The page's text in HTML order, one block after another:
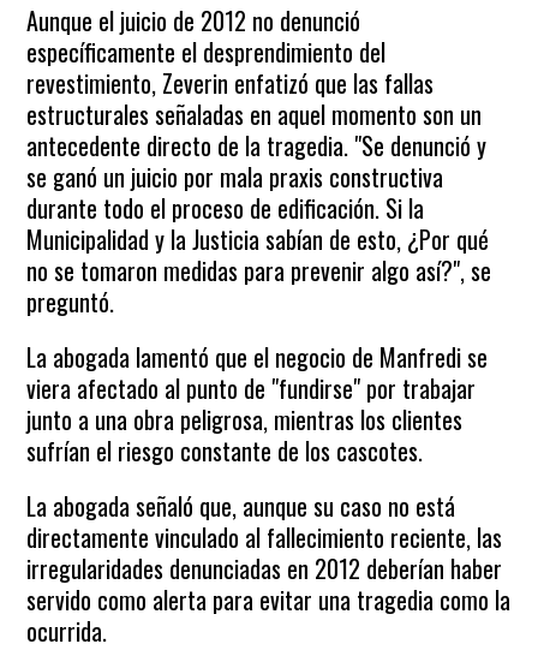
Aunque el juicio de 2012 no denunció
específicamente el desprendimiento del
revestimiento, Zeverin enfatizó que las fallas
estructurales señaladas en aquel momento son un
antecedente directo de la tragedia. "Se denunció y
se ganó un juicio por mala praxis constructiva
durante todo el proceso de edificación. Si la
Municipalidad y la Justicia sabían de esto, ¿Por qué
no se tomaron medidas para prevenir algo así?", se
preguntó.
La abogada lamentó que el negocio de Manfredi se
viera afectado al punto de "fundirse" por trabajar
junto a una obra peligrosa, mientras los clientes
sufrían el riesgo constante de los cascotes.
La abogada señaló que, aunque su caso no está
directamente vinculado al fallecimiento reciente, las
irregularidades denunciadas en 2012 deberían haber
servido como alerta para evitar una tragedia como la
ocurrida.